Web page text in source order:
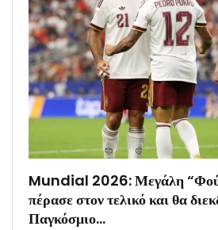
Mundial 2026: Μεγάλη
πέρασε στον τελικό και θα
Παγκόσμιο…